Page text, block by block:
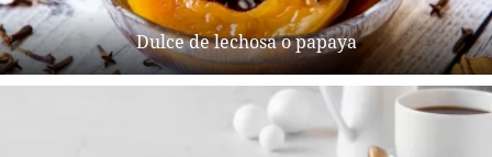
Dulce de lechosa o papaya